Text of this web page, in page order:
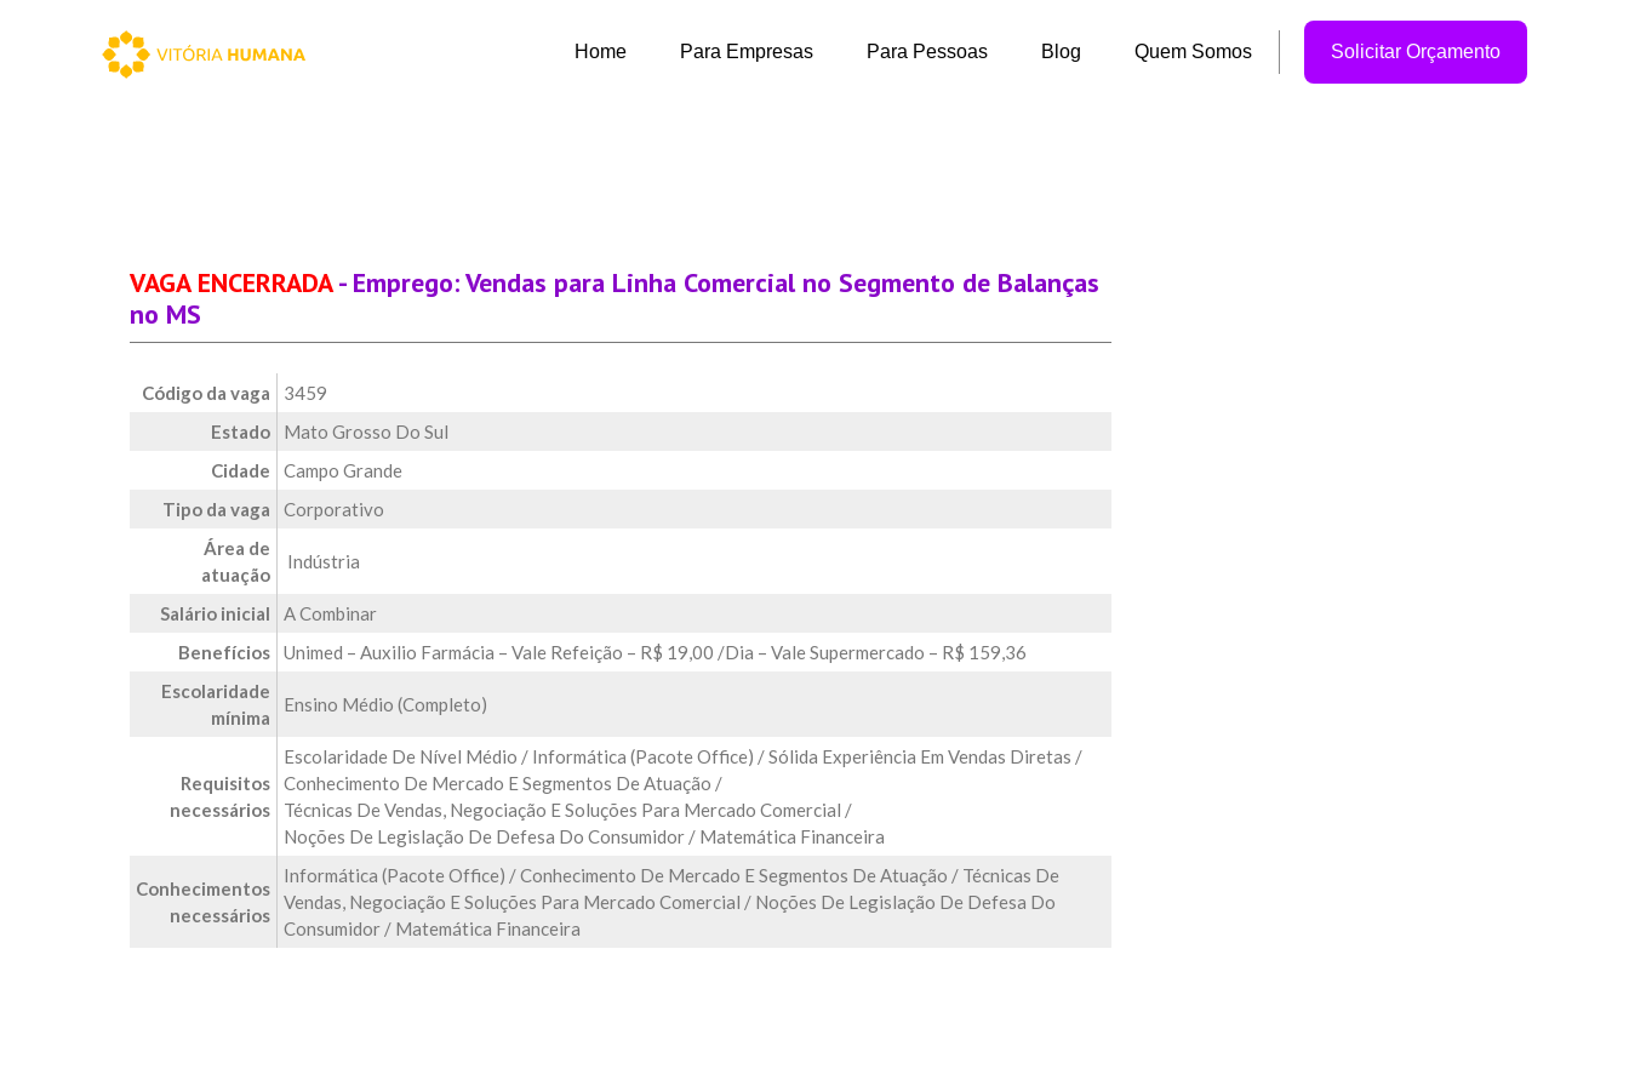
Home Para Empresas Para Pessoas Blog Quem Somos Solicitar Orçamento
VAGA ENCERRADA- Emprego: Vendas para Linha Comercial no Segmento de Balanças
no MS
Código da vaga
3459
Estado
Mato Grosso Do Sul
Cidade
Campo Grande
Tipo da vaga
Corporativo
Área de
atuação
Indústria
Salário inicial
A Combinar
Benefícios
Unimed – Auxilio Farmácia – Vale Refeição – R$ 19,00 /dia – Vale Supermercado – R$ 159,36
Escolaridade
mínima
Ensino Médio (Completo)
Requisitos
necessários
Escolaridade De Nível Médio / Informática (Pacote Office) / Sólida Experiência Em Vendas Diretas /
Conhecimento De Mercado E Segmentos De Atuação /
Técnicas De Vendas, Negociação E Soluções Para Mercado Comercial /
Noções De Legislação De Defesa Do Consumidor / Matemática Financeira
Conhecimentos
necessários
Informática (Pacote Office) / Conhecimento De Mercado E Segmentos De Atuação / Técnicas De
Vendas, Negociação E Soluções Para Mercado Comercial / Noções De Legislação De Defesa Do
Consumidor / Matemática Financeira